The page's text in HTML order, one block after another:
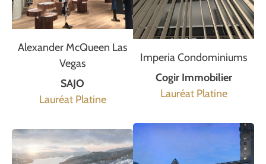
Alexander McQueen Las
Vegas
SAJO
Lauréat Platine
Imperia Condominiums
Cogir Immobilier
Lauréat Platine